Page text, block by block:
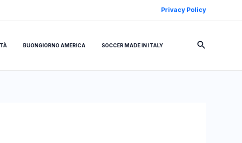
Privacy Policy
BUONGIORNO AMERICA SOCCER MADE IN ITALY Cerca